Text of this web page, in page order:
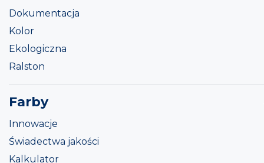
Dokumentacja
Kolor
Ekologiczna
Ralston
Farby
Innowacje
Świadectwa jakości
Kalkulator